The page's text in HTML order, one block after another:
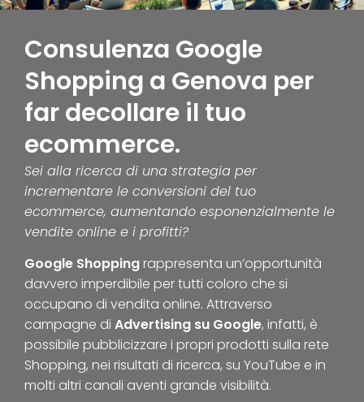
Consulenza Google
Shopping a Genova per
far decollare il tuo
ecommerce.
Sei alla ricerca di una strategia per
incrementare le conversioni del tuo
ecommerce, aumentando esponenzialmente le
vendite online e i profitti?
Google Shopping rappresenta un’opportunità
davvero imperdibile per tutti coloro che si
occupano di vendita online. Attraverso
campagne di Advertising su Google, infatti, è
possibile pubblicizzare i propri prodotti sulla rete
Shopping, nei risultati di ricerca, su YouTube e in
molti altri canali aventi grande visibilità.